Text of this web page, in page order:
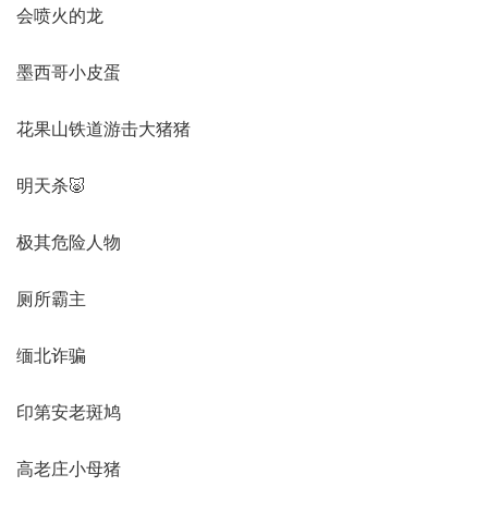
会喷火的龙
墨西哥小皮蛋
花果山铁道游击大猪猪
明天杀🐷
极其危险人物
厕所霸主
缅北诈骗
印第安老斑鸠
高老庄小母猪